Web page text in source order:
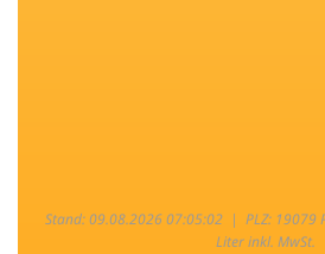
Stand: 09.08.2026 07:05:02 | PLZ: 19079
Liter inkl. MwSt.